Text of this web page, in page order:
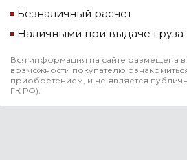
Безналичный расчет
Наличными при выдаче груза
Вся информация на сайте размещена в
возможности покупателю
приобретением, и не является
ГК РФ).